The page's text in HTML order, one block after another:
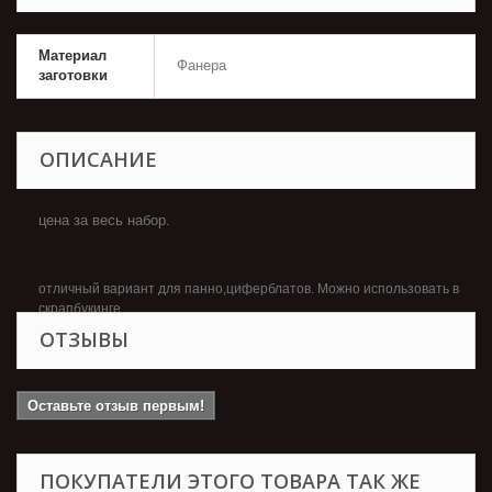
Материал
заготовки
Фанера
ОПИСАНИЕ
цена за весь набор.
отличный вариант для панно,циферблатов. Можно использовать в
скрапбукинге
ОТЗЫВЫ
Оставьте отзыв первым!
ПОКУПАТЕЛИ ЭТОГО ТОВАРА ТАК ЖЕ